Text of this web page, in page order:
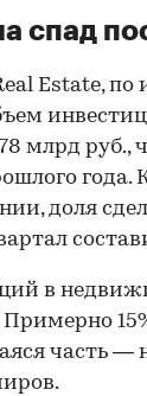
спад
Estate, по
млрд руб.,
года.
доля
в
часть —